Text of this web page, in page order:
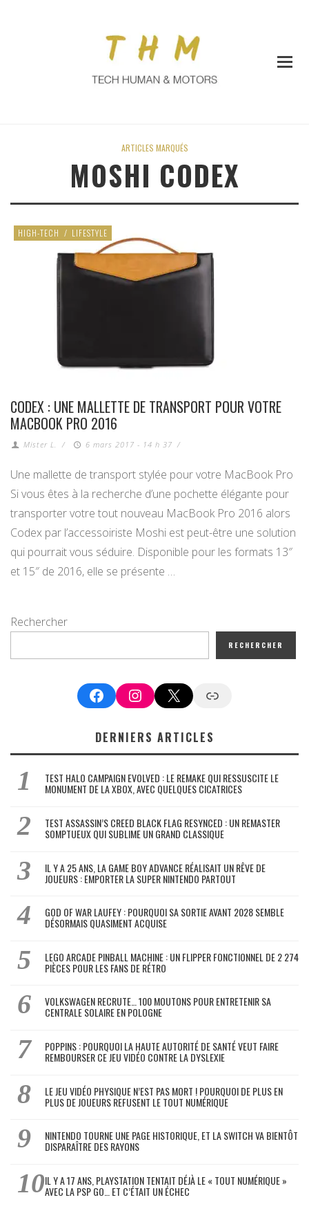
ARTICLES MARQUÉS
MOSHI CODEX
HIGH-TECH / LIFESTYLE
CODEX : UNE MALLETTE DE TRANSPORT POUR VOTRE
MACBOOK PRO 2016
Mister L. / 6 mars 2017 - 14 h 37 /
Une mallette de transport stylée pour votre MacBook Pro
Si vous êtes à la recherche d’une pochette élégante pour
transporter votre tout nouveau MacBook Pro 2016 alors
Codex par l’accessoiriste Moshi est peut-être une solution
qui pourrait vous séduire. Disponible pour les formats 13″
et 15″ de 2016, elle se présente …
Rechercher
RECHERCHER
FacebookInstagram
X Google News
DERNIERS ARTICLES
TEST HALO CAMPAIGN EVOLVED : LE REMAKE QUI RESSUSCITE LE
MONUMENT DE LA XBOX, AVEC QUELQUES CICATRICES
TEST ASSASSIN’S CREED BLACK FLAG RESYNCED : UN REMASTER
SOMPTUEUX QUI SUBLIME UN GRAND CLASSIQUE
IL Y A 25 ANS, LA GAME BOY ADVANCE RÉALISAIT UN RÊVE DE
JOUEURS : EMPORTER LA SUPER NINTENDO PARTOUT
GOD OF WAR LAUFEY : POURQUOI SA SORTIE AVANT 2028 SEMBLE
DÉSORMAIS QUASIMENT ACQUISE
LEGO ARCADE PINBALL MACHINE : UN FLIPPER FONCTIONNEL DE 2 274
PIÈCES POUR LES FANS DE RÉTRO
VOLKSWAGEN RECRUTE… 100 MOUTONS POUR ENTRETENIR SA
CENTRALE SOLAIRE EN POLOGNE
POPPINS : POURQUOI LA HAUTE AUTORITÉ DE SANTÉ VEUT FAIRE
REMBOURSER CE JEU VIDÉO CONTRE LA DYSLEXIE
LE JEU VIDÉO PHYSIQUE N’EST PAS MORT ! POURQUOI DE PLUS EN
PLUS DE JOUEURS REFUSENT LE TOUT NUMÉRIQUE
NINTENDO TOURNE UNE PAGE HISTORIQUE, ET LA SWITCH VA BIENTÔT
DISPARAÎTRE DES RAYONS
IL Y A 17 ANS, PLAYSTATION TENTAIT DÉJÀ LE « TOUT NUMÉRIQUE »
AVEC LA PSP GO… ET C’ÉTAIT UN ÉCHEC